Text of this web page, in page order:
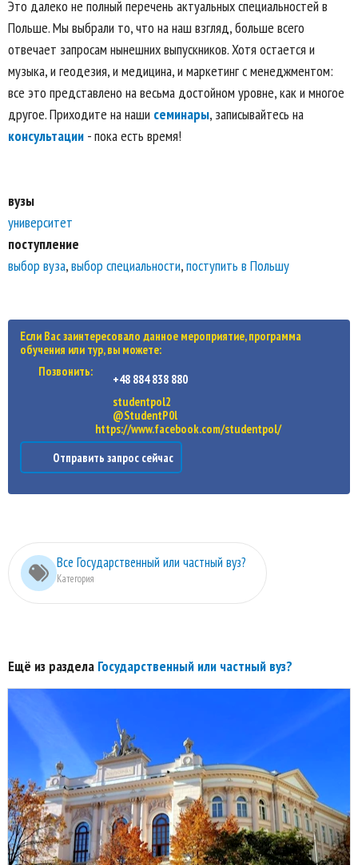
Это далеко не полный перечень актуальных специальностей в
Польше. Мы выбрали то, что на наш взгляд, больше всего
отвечает запросам нынешних выпускников. Хотя остается и
музыка, и геодезия, и медицина, и маркетинг с менеджментом:
все это представлено на весьма достойном уровне, как и многое
другое. Приходите на наши семинары, записывайтесь на
консультации - пока есть время!
вузы
университет
поступление
выбор вуза,выбор специальности,поступить в Польшу
Если Вас заинтересовало данное мероприятие, программа
обучения или тур, вы можете:
Позвонить:
+48 884 838 880
studentpol2
@StudentP0l
https://www.facebook.com/studentpol/
Отправить запрос сейчас
Все Государственный или частный вуз?
Категория
Ещё из раздела Государственный или частный вуз?